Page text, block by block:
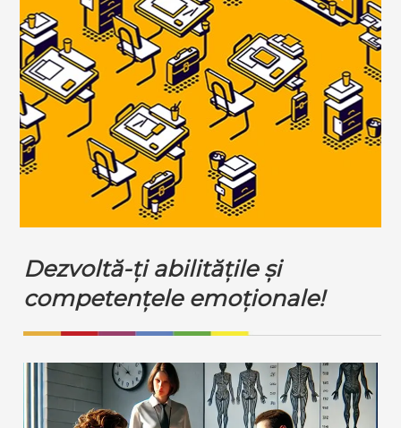
Dezvoltă-ți abilitățile și
competențele emoționale!